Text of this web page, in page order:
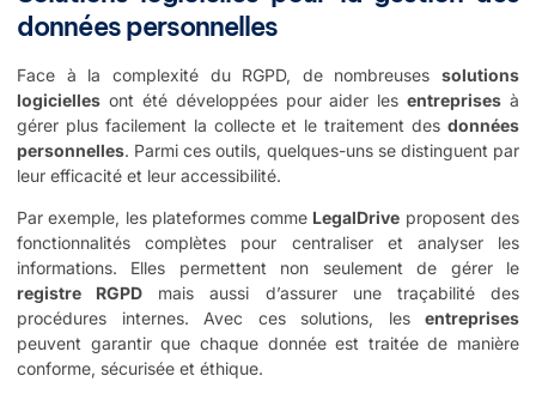
données personnelles
Face à la complexité du RGPD, de nombreuses solutions
logicielles ont été développées pour aider lesentreprises à
gérer plus facilement la collecte et le traitement des données
personnelles. Parmi ces outils, quelques-uns se distinguent par
leur efficacité et leur accessibilité.
Par exemple, les plateformes comme LegalDrive proposent des
fonctionnalités complètes pour centraliser et analyser les
informations. Elles permettent non seulement de gérer le
registre RGPD mais aussi d’assurer une traçabilité des
procédures internes. Avec ces solutions, les entreprises
peuvent garantir que chaque donnée est traitée de manière
conforme, sécurisée et éthique.